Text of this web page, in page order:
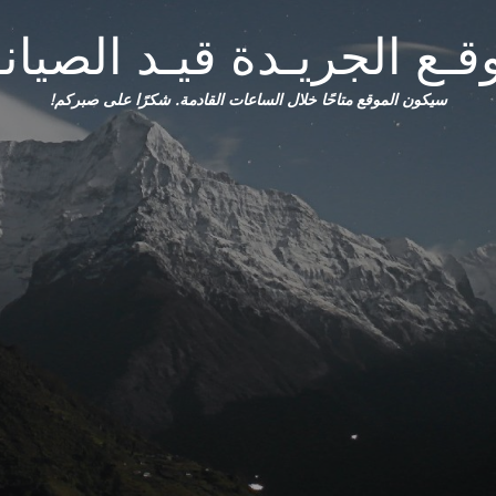
الجريـدة قيـد
سيكون الموقع متاحًا خلال الساعات القادمة. شكرًا على صبركم!